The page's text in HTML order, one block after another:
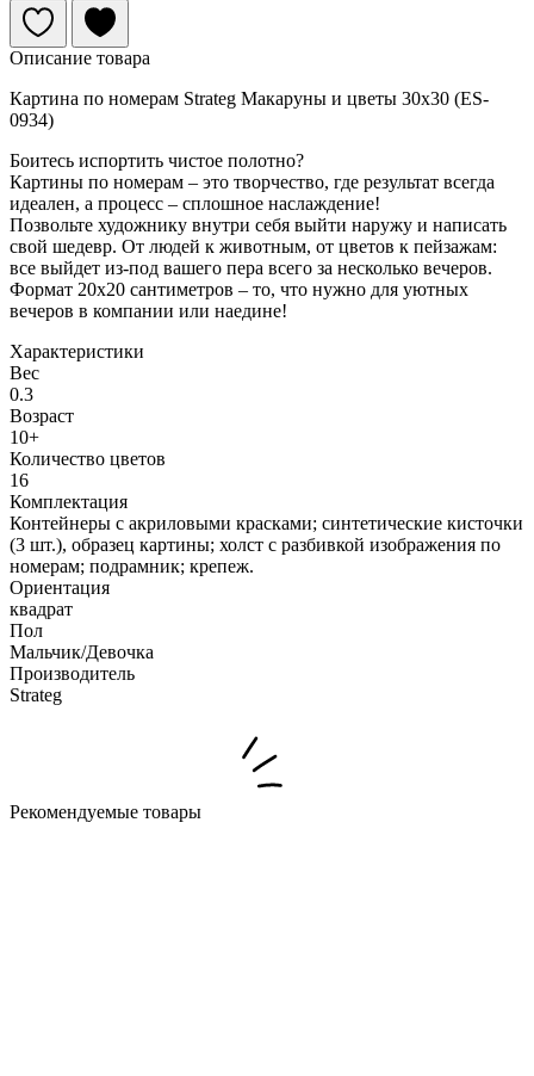
Описание товара
Картина по номерам Strateg Макаруны и цветы 30х30 (ES-
0934)
Боитесь испортить чистое полотно?
Картины по номерам – это творчество, где результат всегда
идеален, а процесс – сплошное наслаждение!
Позвольте художнику внутри себя выйти наружу и написать
свой шедевр. От людей к животным, от цветов к пейзажам:
все выйдет из-под вашего пера всего за несколько вечеров.
Формат 20х20 сантиметров – то, что нужно для уютных
вечеров в компании или наедине!
Характеристики
Вес
0.3
Возраст
10+
Количество цветов
16
Комплектация
Контейнеры с акриловыми красками; синтетические кисточки
(3 шт.), образец картины; холст с разбивкой изображения по
номерам; подрамник; крепеж.
Ориентация
квадрат
Пол
Мальчик/Девочка
Производитель
Strateg
Рекомендуемые товары